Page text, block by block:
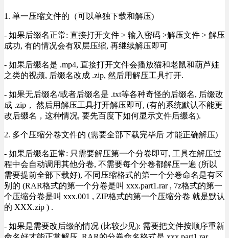
1. 单一压缩文件的（可以单独下载和解压)
- 如果后缀名正常: 直接打开文件 > 输入密码 >解压文件 > 解压
成功, 有的情况会有双层压缩, 再继续解压即可
- 如果后缀名是 .mp4, 直接打开文件会播放猫和老鼠和葫芦娃
之类的视频, 后缀名改成 .zip, 然后用解压工具打开.
- 如果无后缀名/或者后缀名是 .txt等各种奇怪的后缀名, 后缀改
成 .zip， 然后用解压工具打开解压即可, (有的系统默认不能更
改后缀名，这种情况, 要先百度下如何显示文件后缀名).
2. 多个压缩分卷文件的 (需要全部下载完毕后 才能正确解压)
- 如果后缀名正常: 只需要解压第一个分卷即可, 工具在解压过
程中会自动调用其他分卷, 不需要每个分卷都解压一遍 (所以
需要提前全部下载好), 不同压缩格式的第一个分卷命名是有区
别的 (RAR格式的第一个分卷是叫 xxx.part1.rar , 7z格式的第一
个压缩分卷是叫 xxx.001 , ZIP格式的第一个压缩分卷 就是默认
的 XXX.zip ) .
- 如果是需要改后缀的情况 (比较少见): 需要把文件按顺序重新